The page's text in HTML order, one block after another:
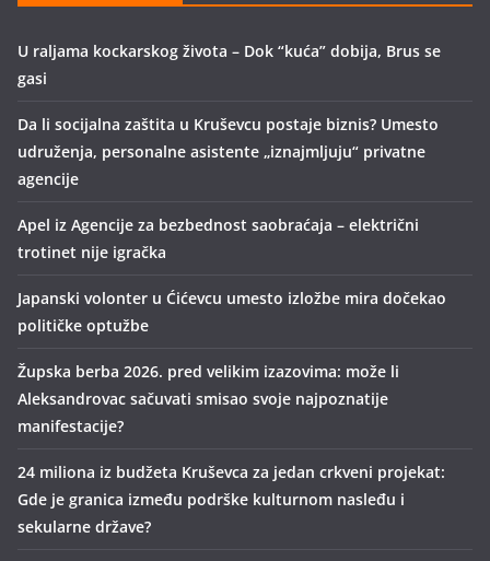
U raljama kockarskog života – Dok “kuća” dobija, Brus se
gasi
Da li socijalna zaštita u Kruševcu postaje biznis? Umesto
udruženja, personalne asistente „iznajmljuju“ privatne
agencije
Apel iz Agencije za bezbednost saobraćaja – električni
trotinet nije igračka
Japanski volonter u Ćićevcu umesto izložbe mira dočekao
političke optužbe
Župska berba 2026. pred velikim izazovima: može li
Aleksandrovac sačuvati smisao svoje najpoznatije
manifestacije?
24 miliona iz budžeta Kruševca za jedan crkveni projekat:
Gde je granica između podrške kulturnom nasleđu i
sekularne države?